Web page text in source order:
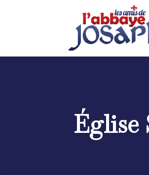
Église